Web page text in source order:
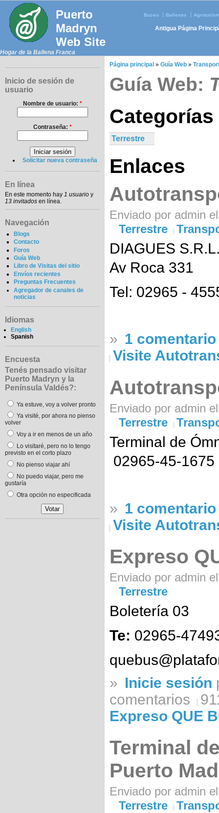
Puerto
Madryn
Web Site
Hogar de la Ballena Franca
Buceo Ballenas
Antigua Página
Inicio de sesión de
usuario
Nombre de usuario: *
Contraseña: *
Solicitar nueva contraseña
En línea
En este momento hay 1 usuario y
13 invitados en línea.
Navegación
Blogs
Contacto
Foros
Guía Web
Libro de Visitas del sitio
Envíos recientes
Preguntas Frecuentes
Agregador de canales de
noticias
Idiomas
English
Spanish
Encuesta
Tenés pensado visitar
Puerto Madryn y la
Península Valdés?:
Ya estuve, voy a volver pronto
Ya visité, por ahora no pienso
volver
Voy a ir en menos de un año
Lo visitaré, pero no lo tengo
previsto en el corto plazo
No pienso viajar ahí
No puedo viajar, pero me
gustaría
Otra opción no especificada
Página principal » Guía Web »
Guía Web:
Categorías
Terrestre
Enlaces
Enviado por admin
Terrestre
DIAGUES
Av Roca 331
Tel: 02965 -
» 1 comentario
Visite
Enviado por admin
Terrestre
Terminal de
02965-45-1675
» 1 comentario
Visite
Expreso
Enviado por admin
Terrestre
Boletería 03
Te: 02965-
» Inicie sesión
comentarios
Expreso QUE
Terminal
Puerto
Enviado por admin
Terrestre